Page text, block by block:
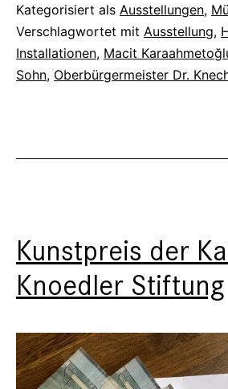
+
Ko:
Showtime
Kategorisiert als Ausstellungen,
Verschlagwortet mit Ausstellung,
Installationen, Macit
Sohn, Oberbürgermeister Dr.
Kunstpreis der
Knoedler Stiftung